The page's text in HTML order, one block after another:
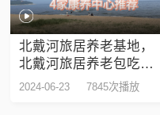
北戴河旅居养老基地，
北戴河旅居养老包吃包
住
2024-06-23 7845次播放